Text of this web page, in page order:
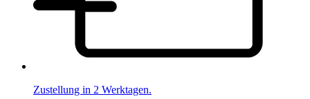
Zustellung in 2 Werktagen.